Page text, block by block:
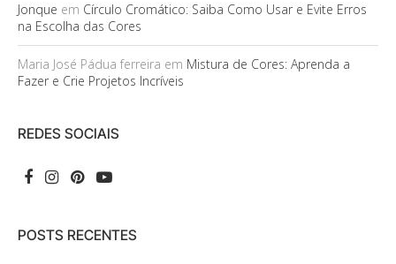
Jonque em Círculo Cromático: Saiba Como Usar e Evite Erros
na Escolha das Cores
Maria José Pádua ferreira em Mistura de Cores: Aprenda a
Fazer e Crie Projetos Incríveis
REDES SOCIAIS
POSTS RECENTES